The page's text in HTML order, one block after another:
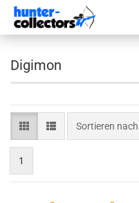
Digimon
Sortieren nach
Sortieren nach
1